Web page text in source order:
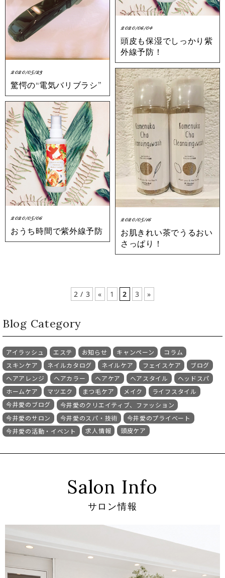
2020/06/04
頭皮も保湿でしっかり紫
外線予防！
2020/05/23
驚愕の“電気バリブラシ”
2020/05/16
お肌きれい茶でうるおい
さっぱり！
2020/05/06
おうち時間で紫外線予防
2 / 3 « 1 2 3 »
Blog Category
アイラッシュ エステ お知らせ キャンペーン
コラム
スキンケア
ネイルカタログ ネイルケア フェイスケア
ブログ
ヘアアレンジ
ヘアカラー ヘアケア ヘアスタイル
ヘッドスパ
ホームケア
マツエク まつ毛ケア メイク
ライフスタイル
今井愛のブログ
今井愛のクリエイティブ、ファッション
今井愛のサロン
今井愛のスパ・技術
今井愛のプライベート
今井愛の活動・イベント
求人情報 頭皮ケア
Salon Info
サロン情報